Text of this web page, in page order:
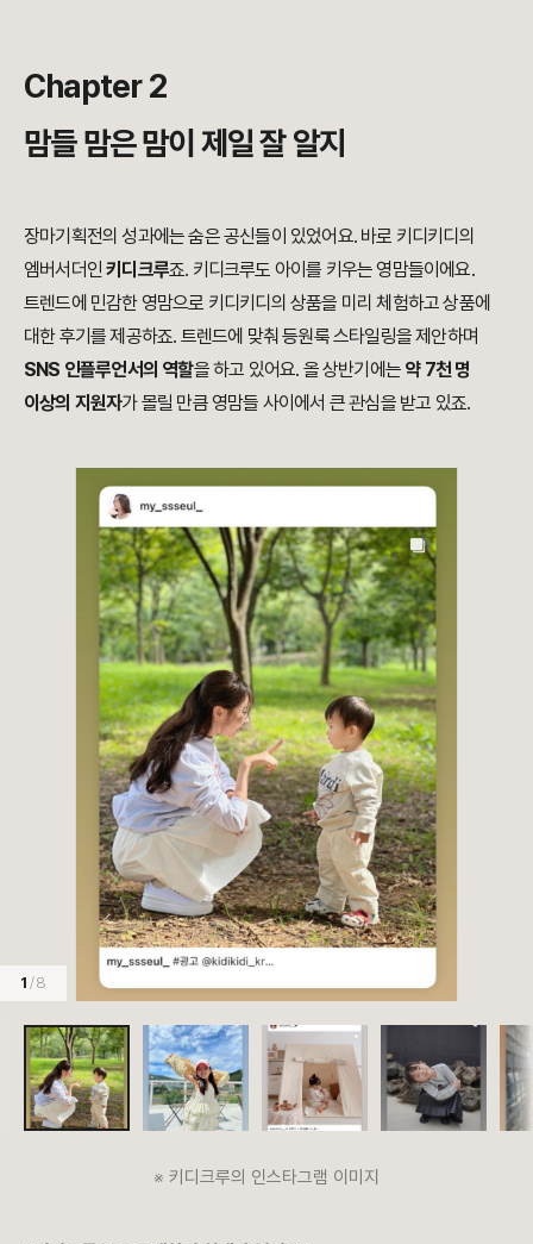
Chapter 2
맘들 맘은 맘이 제일 잘 알지
장마기획전의 성과에는 숨은 공신들이 있었어요. 바로 키디키디의
엠버서더인키디크루죠. 키디크루도 아이를 키우는 영맘들이에요.
트렌드에 민감한 영맘으로 키디키디의 상품을 미리 체험하고 상품에
대한 후기를 제공하죠. 트렌드에 맞춰 등원룩 스타일링을 제안하며
SNS 인플루언서의 역할을 하고 있어요. 올 상반기에는 약 7천 명
이상의 지원자가 몰릴 만큼 영맘들 사이에서 큰 관심을 받고 있죠.
1 / 8
※ 키디크루의 인스타그램 이미지